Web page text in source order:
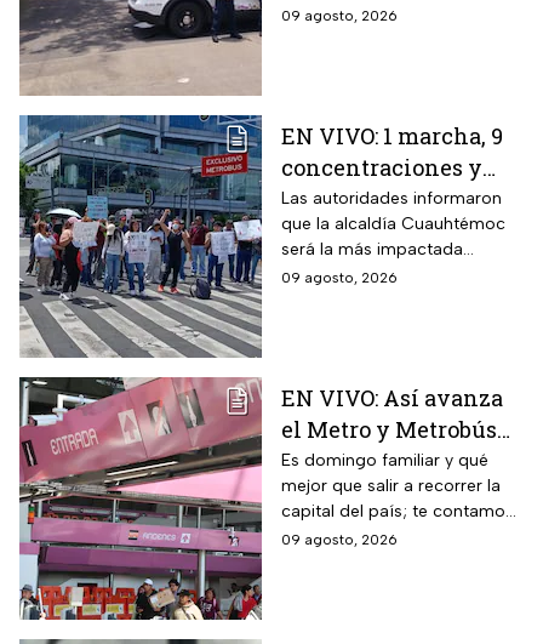
GAM. Vecina denuncia intento
09 agosto, 2026
EN VIVO: 1 marcha, 9
concentraciones y
eventos en CDMX hoy
domingo 9 de agosto
Las autoridades informaron
que la alcaldía Cuauhtémoc
será la más impactada
durante este domingo; sigue
09 agosto, 2026
EN VIVO: Así avanza
el Metro y Metrobús
CDMX hoy domingo 9
de agosto
Es domingo familiar y qué
mejor que salir a recorrer la
capital del país; te contamos
cómo van los principales
09 agosto, 2026